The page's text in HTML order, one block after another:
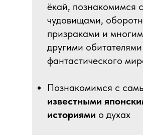
ёкай, познакомимся с
чудовищами,
призраками и
другими обитателями
фантастического
Познакомимся с
известными
историями о духах